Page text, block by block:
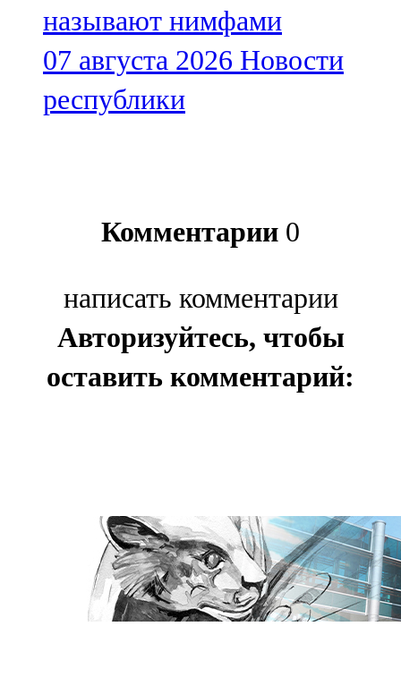
называют нимфами
07 августа 2026 Новости
республики
Комментарии 0
написать комментарии
Авторизуйтесь, чтобы
оставить комментарий: